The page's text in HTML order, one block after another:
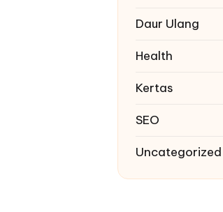
Daur Ulang
Health
Kertas
SEO
Uncategorized